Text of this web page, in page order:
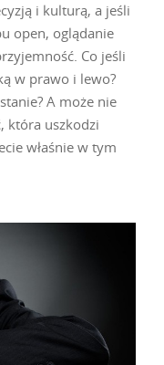
i kulturą, a jeśli
open, oglądanie
Co jeśli
w prawo i lewo?
A może nie
która uszkodzi
właśnie w tym